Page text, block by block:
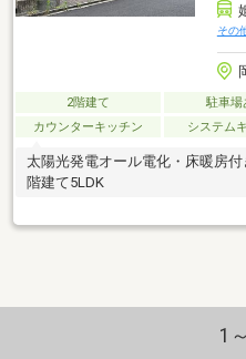
その
2階建て 駐車場
カウンターキッチン
システム
太陽光発電オール電化・床暖房
階建て5LDK
1